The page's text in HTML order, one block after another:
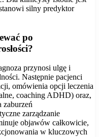
silny predyktor
po
przynosi ulgę i
Następnie pacjenci
omówienia opcji leczenia
coaching ADHD) oraz,
zaburzeń
zarządzanie
objawów całkowicie,
w kluczowych